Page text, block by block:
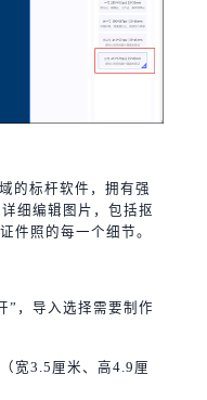
的标杆软件，拥有强
细编辑图片，包括抠
件照的每一个细节。
”，导入选择需要制作
宽3.5厘米、高4.9厘